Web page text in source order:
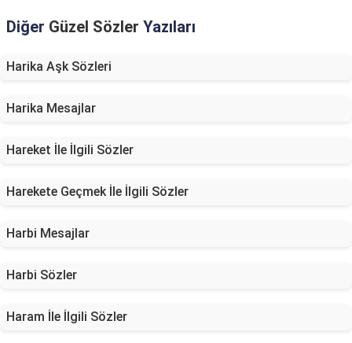
Diğer Güzel Sözler Yazıları
Harika Aşk Sözleri
Harika Mesajlar
Hareket İle İlgili Sözler
Harekete Geçmek İle İlgili Sözler
Harbi Mesajlar
Harbi Sözler
Haram İle İlgili Sözler